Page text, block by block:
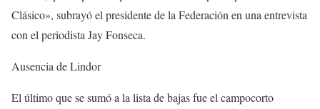
Clásico», subrayó el presidente de la Federación en una entrevista
con el periodista Jay Fonseca.
Ausencia de Lindor
El último que se sumó a la lista de bajas fue el campocorto